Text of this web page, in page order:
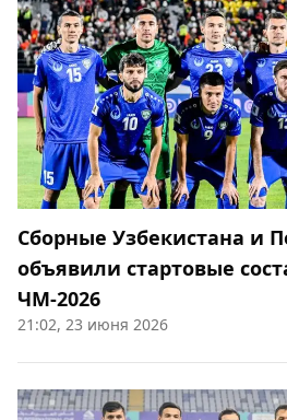
Сборные Узбекистана и
объявили стартовые
ЧМ‑2026
21:02, 23 июня 2026